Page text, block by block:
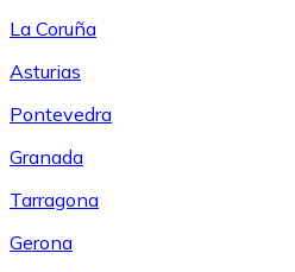
La Coruña
Asturias
Pontevedra
Granada
Tarragona
Gerona